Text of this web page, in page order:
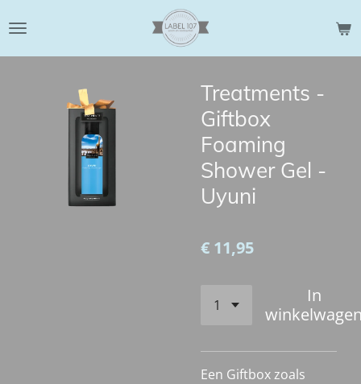
direct
naar
hoofdinhoud
Treatments -
Giftbox
Foaming
Shower Gel -
Uyuni
€ 11,95
In
Een Giftbox zoals